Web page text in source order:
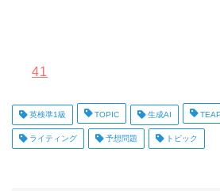
41
英検準1級 TOPIC 生成AI TEAP
ライティング 予想問題 トピック